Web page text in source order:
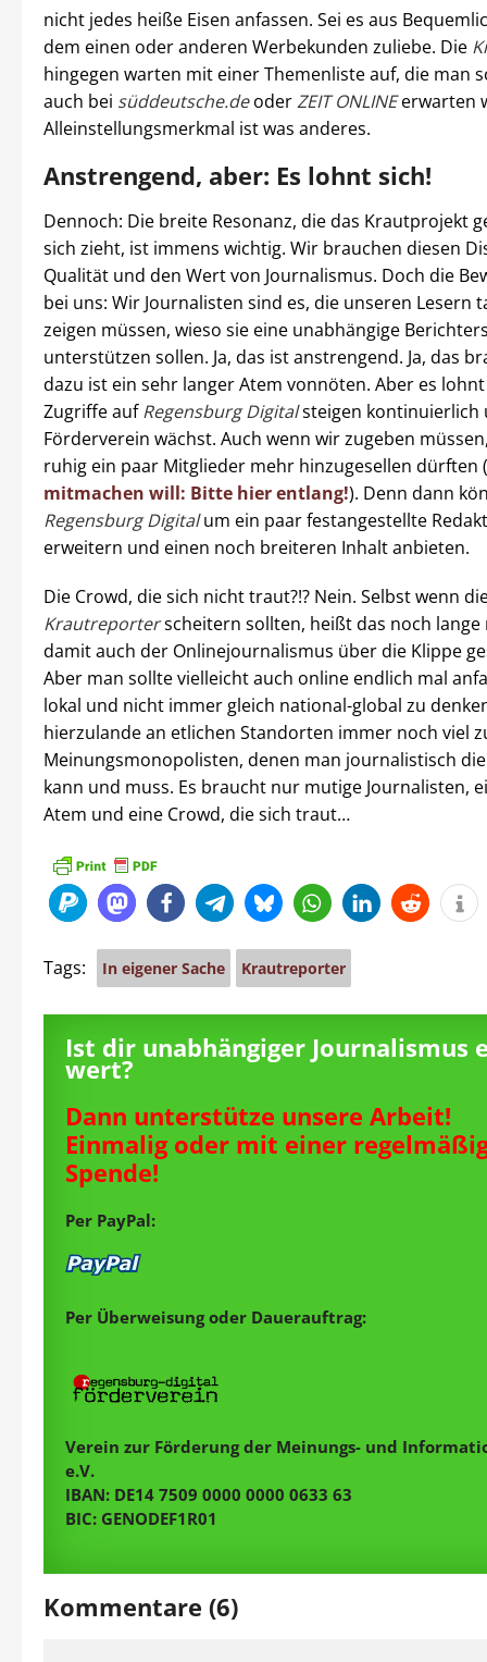
nicht jedes heiße Eisen anfassen. Sei es aus
dem einen oder anderen Werbekunden zuliebe. Die
hingegen warten mit einer Themenliste auf, die man
auch bei süddeutsche.deoderZEIT ONLINEerwarten
Alleinstellungsmerkmal ist was anderes.
Anstrengend, aber: Es lohnt sich!
Dennoch: Die breite Resonanz, die das Krautprojekt
sich zieht, ist immens wichtig. Wir brauchen diesen
Qualität und den Wert von Journalismus. Doch die
bei uns: Wir Journalisten sind es, die unseren Lesern
zeigen müssen, wieso sie eine unabhängige
unterstützen sollen. Ja, das ist anstrengend. Ja, das
dazu ist ein sehr langer Atem vonnöten. Aber es
Zugriffe aufRegensburg Digitalsteigen kontinuierlich
Förderverein wächst. Auch wenn wir zugeben
ruhig ein paar Mitglieder mehr hinzugesellen dürften (
mitmachen will: Bitte hier entlang!). Denn dann
Regensburg Digitalum ein paar festangestellte
erweitern und einen noch breiteren Inhalt anbieten.
Die Crowd, die sich nicht traut?!? Nein. Selbst wenn
Krautreporterscheitern sollten, heißt das noch lange
damit auch der Onlinejournalismus über die Klippe
Aber man sollte vielleicht auch online endlich mal
lokal und nicht immer gleich national-global zu
hierzulande an etlichen Standorten immer noch viel
Meinungsmonopolisten, denen man journalistisch
kann und muss. Es braucht nur mutige Journalisten,
Atem und eine Crowd, die sich traut…
Tags: In eigener Sache Krautreporter
Ist dir unabhängiger Journalismus
wert?
Dann unterstütze unsere Arbeit!
Einmalig oder mit einer
Spende!
Per PayPal:
Per Überweisung oder Dauerauftrag:
Verein zur Förderung der Meinungs- und
e.V.
IBAN: DE14 7509 0000 0000 0633 63
BIC: GENODEF1R01
Kommentare (6)